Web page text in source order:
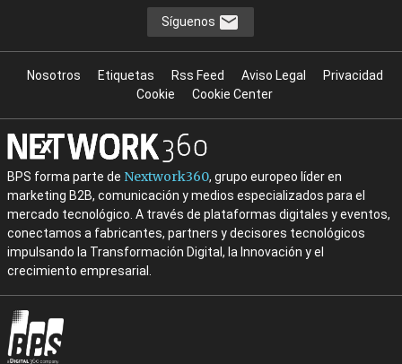
Síguenos
Nosotros Etiquetas Rss Feed Aviso Legal
Privacidad
Cookie
Cookie Center
BPS forma parte de Nextwork360, grupo europeo líder en
marketing B2B, comunicación y medios especializados para el
mercado tecnológico. A través de plataformas digitales y eventos,
conectamos a fabricantes, partners y decisores tecnológicos
impulsando la Transformación Digital, la Innovación y el
crecimiento empresarial.